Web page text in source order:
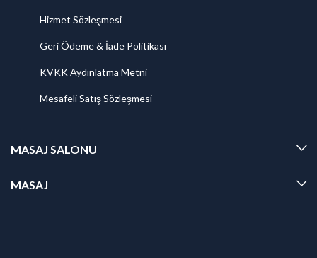
Hizmet Sözleşmesi
Geri Ödeme & İade Politikası
KVKK Aydınlatma Metni
Mesafeli Satış Sözleşmesi
MASAJ SALONU
MASAJ